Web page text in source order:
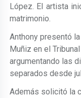
López. El artista
matrimonio.
Anthony presentó
Muñiz en el
argumentando las
separados desde
Además solicitó la